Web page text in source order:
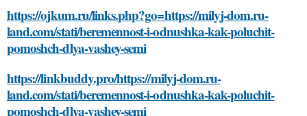
https://ojkum.ru/links.php?go=https://milyj-dom.ru-
land.com/stati/beremennost-i-odnushka-kak-poluchit-
pomoshch-dlya-vashey-semi
https://linkbuddy.pro/https://milyj-dom.ru-
land.com/stati/beremennost-i-odnushka-kak-poluchit-
pomoshch-dlya-vashey-semi